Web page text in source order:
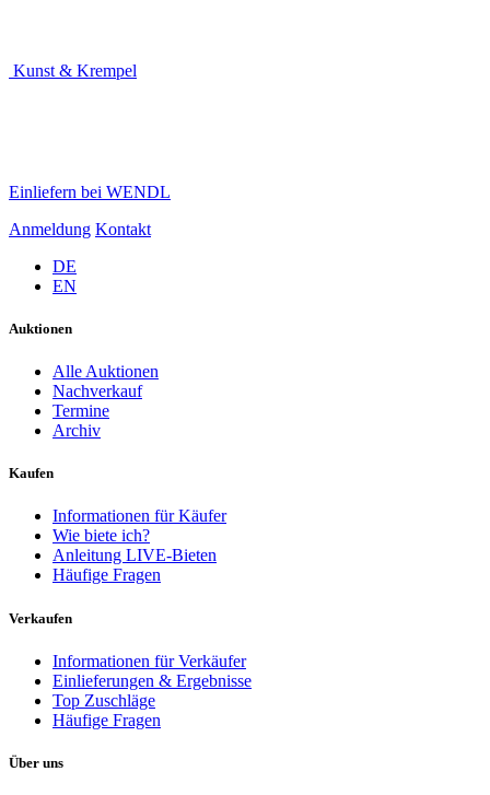
Kunst & Krempel
Einliefern bei WENDL
Anmeldung Kontakt
DE
EN
Auktionen
Alle Auktionen
Nachverkauf
Termine
Archiv
Kaufen
Informationen für Käufer
Wie biete ich?
Anleitung LIVE-Bieten
Häufige Fragen
Verkaufen
Informationen für Verkäufer
Einlieferungen & Ergebnisse
Top Zuschläge
Häufige Fragen
Über uns